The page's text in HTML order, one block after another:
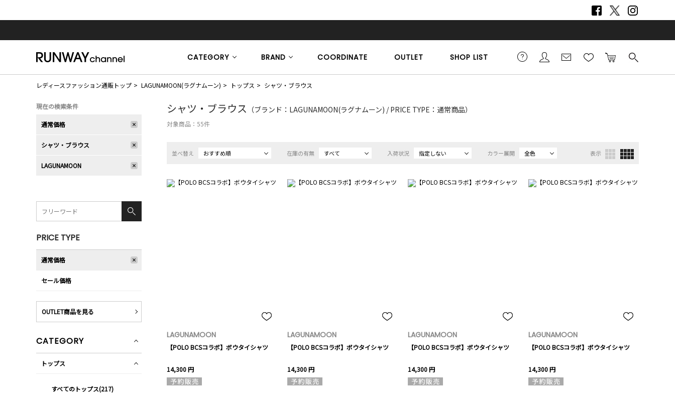
CATEGORY BRAND COORDINATE OUTLET SHOP LIST
レディースファッション通販トップ LAGUNAMOON(ラグナムーン) トップス シャツ・ブラウス
シャツ・ブラウス （ブランド：LAGUNAMOON(ラグナムーン) / PRICE TYPE：通常商品）
対象商品： 55件
並べ替え おすすめ順 在庫の有無 すべて 入荷状況 指定しない カラー展開 全色 表示
LAGUNAMOON
【POLO BCSコラボ】ボウタイシャツ
14,300 円
LAGUNAMOON
【POLO BCSコラボ】ボウタイシャツ
14,300 円
LAGUNAMOON
【POLO BCSコラボ】ボウタイシャツ
14,300 円
LAGUNAMOON
【POLO BCSコラボ】ボウタイシャツ
14,300 円
現在の検索条件
通常価格
シャツ・ブラウス
LAGUNAMOON
PRICE TYPE
通常価格
セール価格
OUTLET商品を見る
CATEGORY
トップス
すべてのトップス(217)